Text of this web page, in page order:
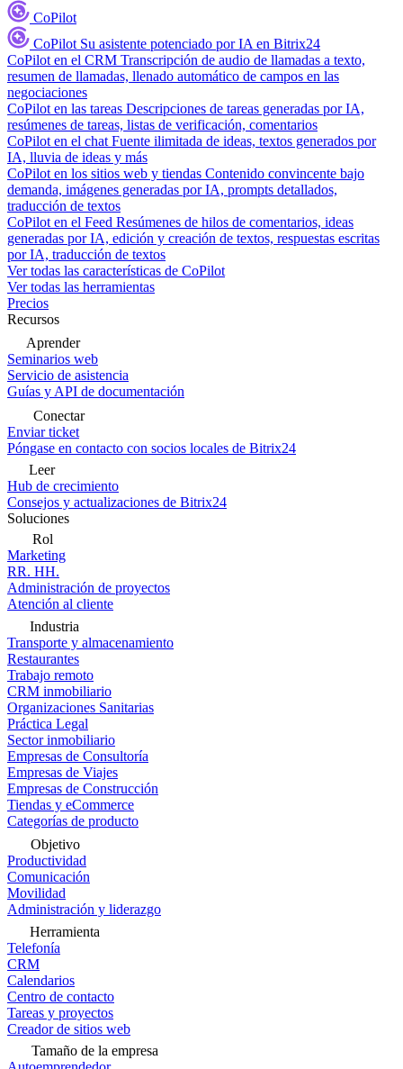
CoPilot
CoPilot Su asistente potenciado por IA en Bitrix24
CoPilot en el CRM Transcripción de audio de llamadas a texto,
resumen de llamadas, llenado automático de campos en las
negociaciones
CoPilot en las tareas Descripciones de tareas generadas por IA,
resúmenes de tareas, listas de verificación, comentarios
CoPilot en el chat Fuente ilimitada de ideas, textos generados por
IA, lluvia de ideas y más
CoPilot en los sitios web y tiendas Contenido convincente bajo
demanda, imágenes generadas por IA, prompts detallados,
traducción de textos
CoPilot en el Feed Resúmenes de hilos de comentarios, ideas
generadas por IA, edición y creación de textos, respuestas escritas
por IA, traducción de textos
Ver todas las características de CoPilot
Ver todas las herramientas
Precios
Recursos
Aprender
Seminarios web
Servicio de asistencia
Guías y API de documentación
Conectar
Enviar ticket
Póngase en contacto con socios locales de Bitrix24
Leer
Hub de crecimiento
Consejos y actualizaciones de Bitrix24
Soluciones
Rol
Marketing
RR. HH.
Administración de proyectos
Atención al cliente
Industria
Transporte y almacenamiento
Restaurantes
Trabajo remoto
CRM inmobiliario
Organizaciones Sanitarias
Práctica Legal
Sector inmobiliario
Empresas de Consultoría
Empresas de Viajes
Empresas de Construcción
Tiendas y eCommerce
Categorías de producto
Objetivo
Productividad
Comunicación
Movilidad
Administración y liderazgo
Herramienta
Telefonía
CRM
Calendarios
Centro de contacto
Tareas y proyectos
Creador de sitios web
Tamaño de la empresa